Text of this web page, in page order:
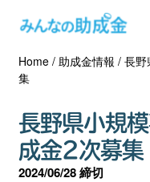
助成金を探す
士業の方へ
助成金コラム
Home/ 助成金情報 / 長野
集
長野県小規
成金2次募集
2024/06/28 締切